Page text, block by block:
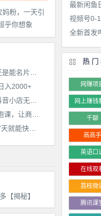
粉，一天引
乎你想象
最新微信号永久封号名片推送技术，封号后还是能名片推送消息
入2000+
小李子电商抖店商品卡，商品卡实操流程，抖音小店无货源精细化全套流程
小红书爆款陪跑第14期商家版，21天带货陪跑课，让商家丢掉付流量
宋大大-相机美食高清短视频教学，零基础3-7天就能快速上手，掌握用单反或者微单拍摄美食短视频
【揭秘】
最新闲鱼
热
网赚项
网上赚钱
千聊
高高手
英语口
在线观
荔枝微
腾讯课